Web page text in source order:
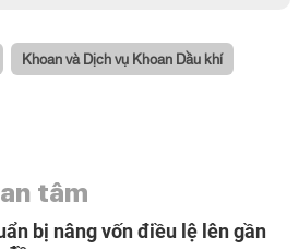
Khoan và Dịch vụ Khoan Dầu khí
tâm
bị nâng vốn điều lệ lên gần